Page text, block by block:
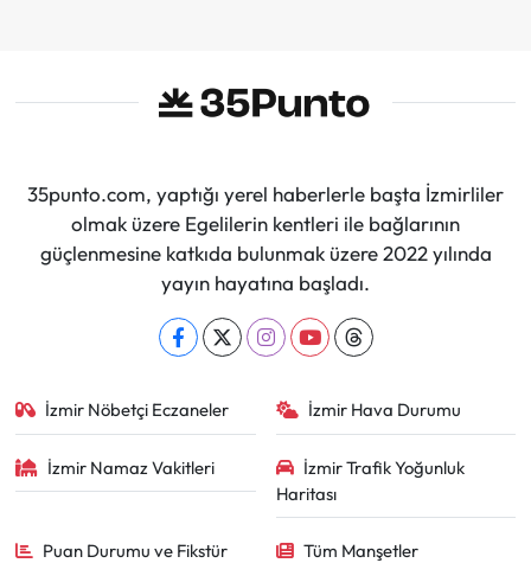
35punto.com, yaptığı yerel haberlerle başta İzmirliler
olmak üzere Egelilerin kentleri ile bağlarının
güçlenmesine katkıda bulunmak üzere 2022 yılında
yayın hayatına başladı.
İzmir Nöbetçi Eczaneler İzmir Hava Durumu
İzmir Namaz Vakitleri
İzmir Trafik Yoğunluk
Haritası
Puan Durumu ve Fikstür Tüm Manşetler